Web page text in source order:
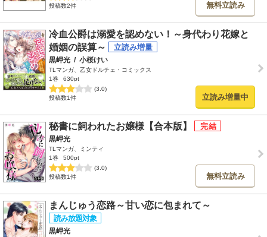
投稿数2件 無料立読み
冷血公爵は溺愛を認めない！～身代わり花嫁と
婚姻の誤算～
黒岬光 / 小桜けい
TLマンガ、乙女ドルチェ・コミックス
1巻
630pt
(3.0)
投稿数1件
立読み増量中
秘書に飼われたお嬢様【合本版】
黒岬光
TLマンガ、ミンティ
1巻
500pt
(3.0)
投稿数1件
無料立読み
まんじゅう恋路～甘い恋に包まれて～
黒岬光